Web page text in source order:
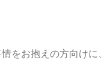
をお抱えの方向け